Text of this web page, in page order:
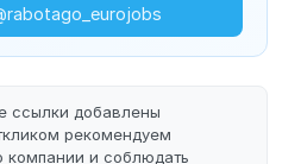
ссылки добавлены
рекомендуем
компании и соблюдать